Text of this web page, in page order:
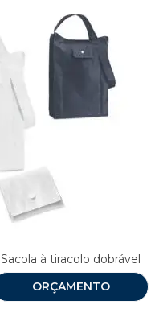
Sacola à tiracolo dobrável
ORÇAMENTO